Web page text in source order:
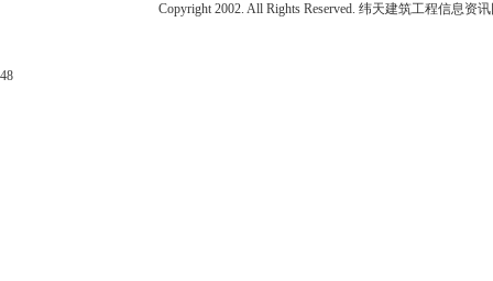
Copyright 2002. All Rights Reserved. 纬天建筑工程信息资
48